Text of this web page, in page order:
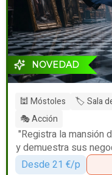
NOVEDAD
🕍 Móstoles 🏷️ Sala
🎭 Acción
"Registra la mansión
y demuestra sus
Desde 21 €/p